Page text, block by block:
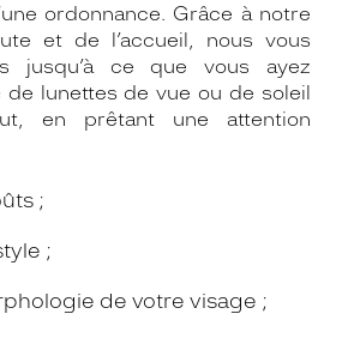
ordonnance. Grâce à notre
et de l’accueil, nous vous
jusqu’à ce que vous ayez
de lunettes de vue ou de soleil
en prêtant une attention
;
;
de votre visage ;